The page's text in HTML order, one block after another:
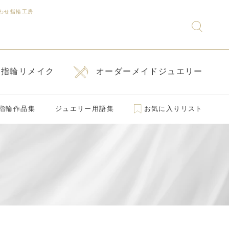
せ指輪工房
指輪リメイク オーダーメイドジュエリー
輪作品集 ジュエリー用語集 お気に入りリスト